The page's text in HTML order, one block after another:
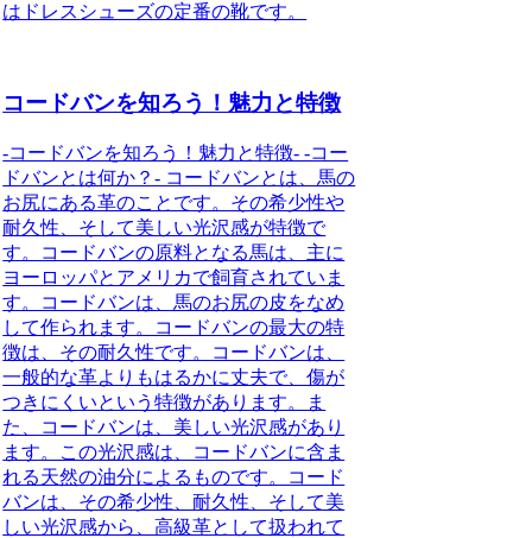
はドレスシューズの定番の靴です。
コードバンを知ろう！魅力と特徴
-コードバンを知ろう！魅力と特徴- -コー
ドバンとは何か？- コードバンとは、馬の
お尻にある革のことです。その希少性や
耐久性、そして美しい光沢感が特徴で
す。コードバンの原料となる馬は、主に
ヨーロッパとアメリカで飼育されていま
す。コードバンは、馬のお尻の皮をなめ
して作られます。コードバンの最大の特
徴は、その耐久性です。コードバンは、
一般的な革よりもはるかに丈夫で、傷が
つきにくいという特徴があります。ま
た、コードバンは、美しい光沢感があり
ます。この光沢感は、コードバンに含ま
れる天然の油分によるものです。コード
バンは、その希少性、耐久性、そして美
しい光沢感から、高級革として扱われて